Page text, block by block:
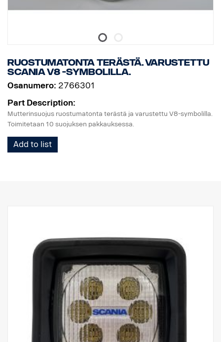
Ruostumatonta terästä. Varustettu
Scania V8 -symbolilla.
Osanumero: 2766301
Part Description:
Mutterinsuojus ruostumatonta terästä ja varustettu V8-symbolilla.
Toimitetaan 10 suojuksen pakkauksessa.
Add to list